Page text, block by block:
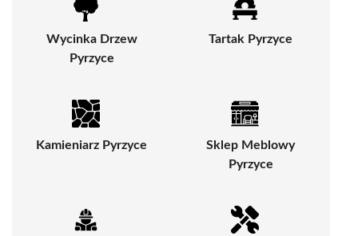
Wycinka Drzew
Pyrzyce
Tartak Pyrzyce
Kamieniarz Pyrzyce
Sklep Meblowy
Pyrzyce